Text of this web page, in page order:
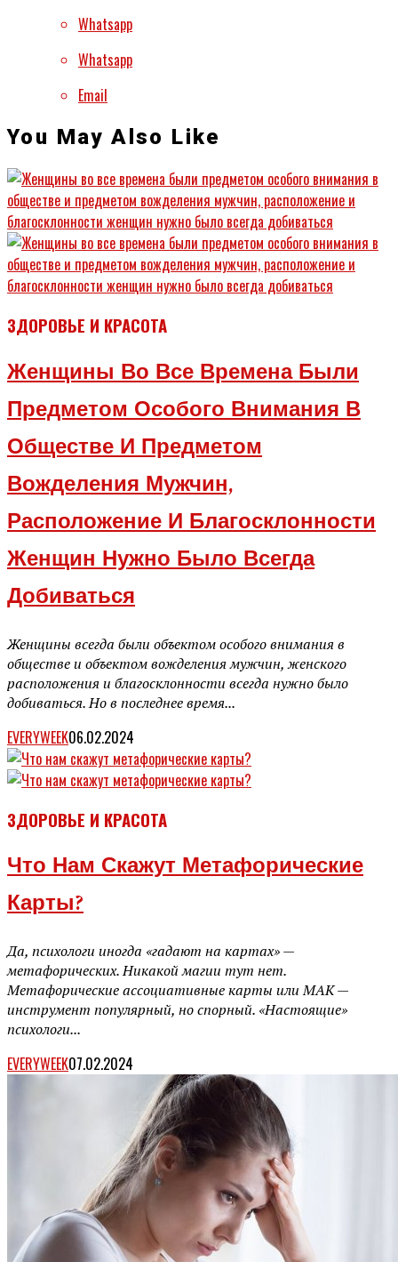
Whatsapp
Whatsapp
Email
You May Also Like
ЗДОРОВЬЕ И КРАСОТА
Женщины Во Все Времена Были
Предметом Особого Внимания В
Обществе И Предметом
Вожделения Мужчин,
Расположение И Благосклонности
Женщин Нужно Было Всегда
Добиваться
Женщины всегда были объектом особого внимания в
обществе и объектом вожделения мужчин, женского
расположения и благосклонности всегда нужно было
добиваться. Но в последнее время...
EVERYWEEK06.02.2024
ЗДОРОВЬЕ И КРАСОТА
Что Нам Скажут Метафорические
Карты?
Да, психологи иногда «гадают на картах» —
метафорических. Никакой магии тут нет.
Метафорические ассоциативные карты или МАК —
инструмент популярный, но спорный. «Настоящие»
психологи...
EVERYWEEK07.02.2024